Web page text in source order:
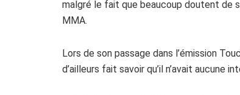
malgré le fait que beaucoup doutent de
MMA.
Lors de son passage dans l’émission
d’ailleurs fait savoir qu’il n’avait aucune